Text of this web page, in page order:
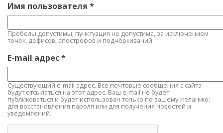
Имя пользователя *
Пробелы допустимы; пунктуация не допустима, за исключением
точек, дефисов, апострофов и подчёркиваний.
E-mail адрес*
Существующий e-mail адрес. Все почтовые сообщения с сайта
будут отсылаться на этот адрес. Ваш e-mail не будет
публиковаться и будет использован только по вашему желанию:
для восстановления пароля или для получения новостей и
уведомлений.